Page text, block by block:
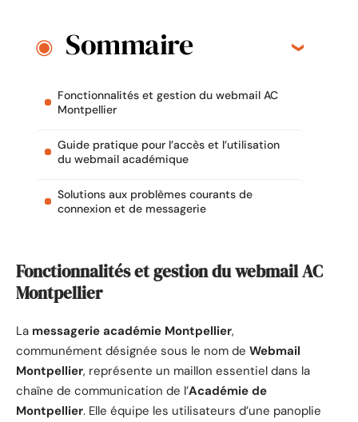
Sommaire
Fonctionnalités et gestion du webmail AC
Montpellier
Guide pratique pour l’accès et l’utilisation
du webmail académique
Solutions aux problèmes courants de
connexion et de messagerie
Fonctionnalités et gestion du webmail AC
Montpellier
La messagerie académie Montpellier,
communément désignée sous le nom de Webmail
Montpellier, représente un maillon essentiel dans la
chaîne de communication de l’Académie de
Montpellier. Elle équipe les utilisateurs d’une panoplie